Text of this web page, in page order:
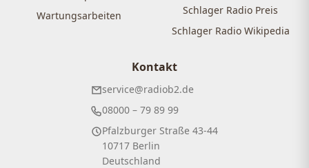
Wartungsarbeiten
Schlager Radio Preis
Schlager Radio Wikipedia
Kontakt
service@radiob2.de
08000 – 79 89 99
Pfalzburger Straße 43-44
10717 Berlin
Deutschland